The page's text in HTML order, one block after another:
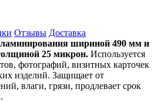
Отзывы Доставка
шириной 490 мм и
25 микрон. Используется
фотографий, визитных карточек
изделий. Защищает от
влаги, грязи, продлевает срок